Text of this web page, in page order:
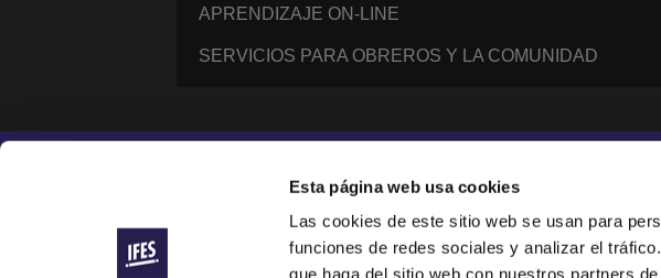
Esta página web usa cookies
Las cookies de este sitio web se usan para
funciones de redes sociales y analizar el
que haga del sitio web con nuestros partners
APRENDIZAJE ON-LINE
SERVICIOS PARA OBREROS Y LA COMUNIDAD
International Fellowship of Evangelical Students ®
© 2014–2026 IFES, une organisation déclarée à Lausanne, Suisse.